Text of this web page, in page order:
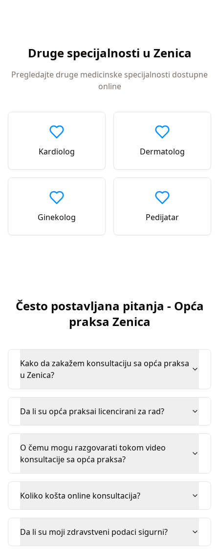
Druge specijalnosti u Zenica
Pregledajte druge medicinske specijalnosti dostupne
online
Kardiolog Dermatolog
Ginekolog Pedijatar
Često postavljana pitanja - Opća
praksa Zenica
Kako da zakažem konsultaciju sa opća praksa
u Zenica?
Da li su opća praksai licencirani za rad?
O čemu mogu razgovarati tokom video
konsultacije sa opća praksa?
Koliko košta online konsultacija?
Da li su moji zdravstveni podaci sigurni?